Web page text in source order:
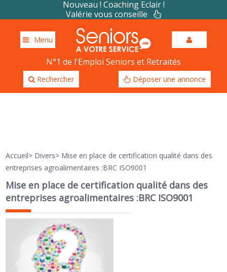
Nouveau ! Coaching Eclair !
Valérie vous conseille
Menu
N°1 de l'Emploi Seniors et Retraités
Rechercher Déposer une annonce
Accueil> Divers> Mise en place de certification qualité dans des
entreprises agroalimentaires :BRC ISO9001
Mise en place de certification qualité dans des
entreprises agroalimentaires :BRC ISO9001